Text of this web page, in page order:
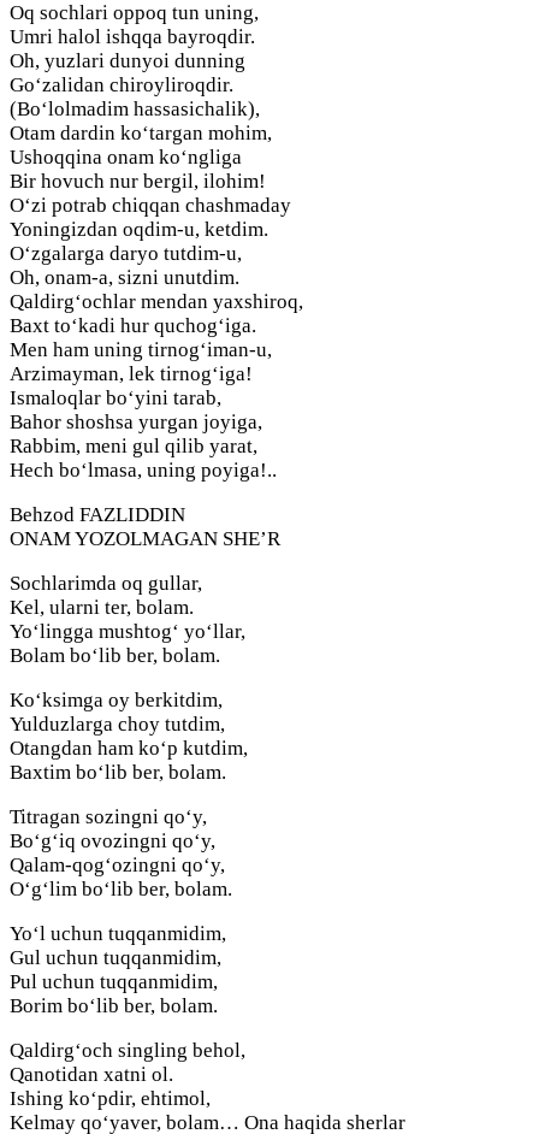
Oq sochlari oppoq tun uning,
Umri halol ishqqa bayroqdir.
Oh, yuzlari dunyoi dunning
Go‘zalidan chiroyliroqdir.
(Bo‘lolmadim hassasichalik),
Otam dardin ko‘targan mohim,
Ushoqqina onam ko‘ngliga
Bir hovuch nur bergil, ilohim!
O‘zi potrab chiqqan chashmaday
Yoningizdan oqdim-u, ketdim.
O‘zgalarga daryo tutdim-u,
Oh, onam-a, sizni unutdim.
Qaldirg‘ochlar mendan yaxshiroq,
Baxt to‘kadi hur quchog‘iga.
Men ham uning tirnog‘iman-u,
Arzimayman, lek tirnog‘iga!
Ismaloqlar bo‘yini tarab,
Bahor shoshsa yurgan joyiga,
Rabbim, meni gul qilib yarat,
Hech bo‘lmasa, uning poyiga!..
Behzod FAZLIDDIN
ONAM YOZOLMAGAN SHE’R
Sochlarimda oq gullar,
Kel, ularni ter, bolam.
Yo‘lingga mushtog‘ yo‘llar,
Bolam bo‘lib ber, bolam.
Ko‘ksimga oy berkitdim,
Yulduzlarga choy tutdim,
Otangdan ham ko‘p kutdim,
Baxtim bo‘lib ber, bolam.
Titragan sozingni qo‘y,
Bo‘g‘iq ovozingni qo‘y,
Qalam-qog‘ozingni qo‘y,
O‘g‘lim bo‘lib ber, bolam.
Yo‘l uchun tuqqanmidim,
Gul uchun tuqqanmidim,
Pul uchun tuqqanmidim,
Borim bo‘lib ber, bolam.
Qaldirg‘och singling behol,
Qanotidan xatni ol.
Ishing ko‘pdir, ehtimol,
Kelmay qo‘yaver, bolam… Ona haqida sherlar